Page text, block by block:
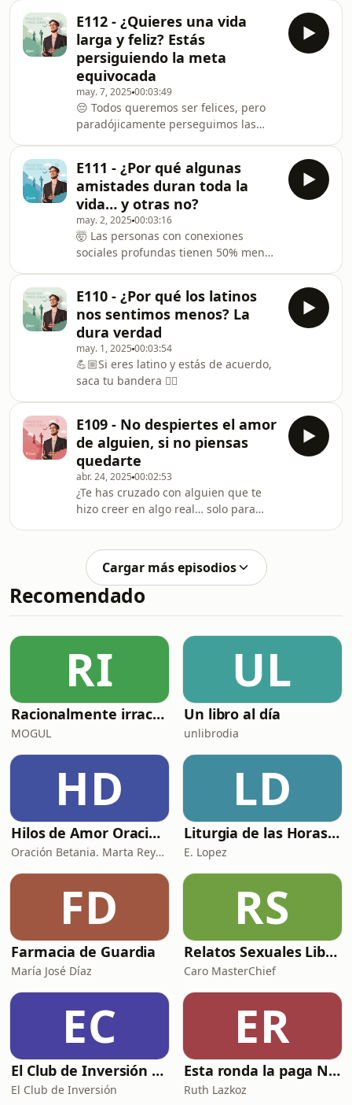
E112 - ¿Quieres una vida
larga y feliz? Estás
persiguiendo la meta
equivocada
may. 7, 2025 00:03:49
😔 Todos queremos ser felices, pero
paradójicamente perseguimos las
E111 - ¿Por qué algunas
amistades duran toda la
vida… y otras no?
may. 2, 2025 00:03:16
🤯 Las personas con conexiones
sociales profundas tienen 50% menos
E110 - ¿Por qué los latinos
nos sentimos menos? La
dura verdad
may. 1, 2025 00:03:54
💪🏼Si eres latino y estás de acuerdo,
saca tu bandera 👇🏼
E109 - No despiertes el amor
de alguien, si no piensas
quedarte
abr. 24, 2025 00:02:53
¿Te has cruzado con alguien que te
hizo creer en algo real… solo para
siempre, incluso cuando nunca tuvo
la intención de quedarse.
Cargar más episodios
Recomendado
RI
Racionalmente irracional
MOGUL
UL
Un libro al día
unlibrodia
HD
Hilos de Amor Oraciones que sanan el alma. Encuentros íntimos con Dios.
Oración Betania. Marta Reyes y Cristina Martínez
LD
Liturgia de las Horas (España)
E. Lopez
FD
Farmacia de Guardia
María José Díaz
RS
Relatos Sexuales Liberales
Caro MasterChief
EC
El Club de Inversión podcast
El Club de Inversión
ER
Esta ronda la paga Newton
Ruth Lazkoz